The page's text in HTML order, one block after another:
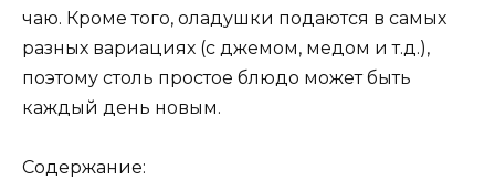
чаю. Кроме того, оладушки подаются в самых
разных вариациях (с джемом, медом и т.д.),
поэтому столь простое блюдо может быть
каждый день новым.
Содержание: